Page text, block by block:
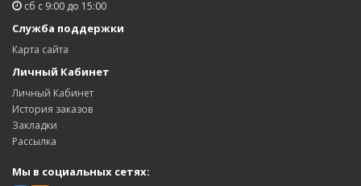
сб с 9:00 до 15:00
Служба поддержки
Карта сайта
Личный Кабинет
Личный Кабинет
История заказов
Закладки
Рассылка
Мы в социальных сетях: